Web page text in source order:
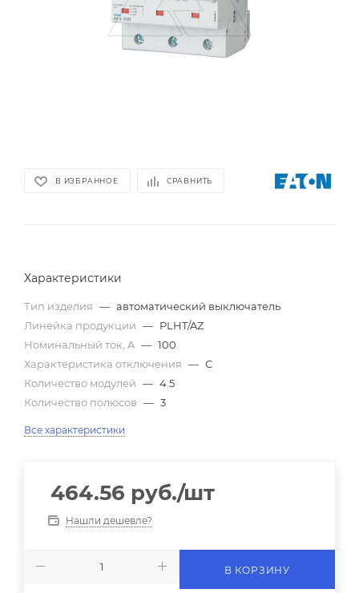
В ИЗБРАННОЕ СРАВНИТЬ
Характеристики
Тип изделия — автоматический выключатель
Линейка продукции — PLHT/AZ
Номинальный ток, A — 100
Характеристика отключения — C
Количество модулей — 4.5
Количество полюсов — 3
Все характеристики
464.56 руб./шт
Нашли дешевле?
В КОРЗИНУ